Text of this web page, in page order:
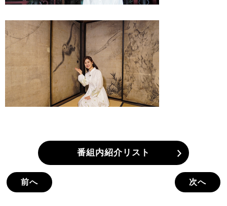
番組内紹介リスト
前へ 次へ